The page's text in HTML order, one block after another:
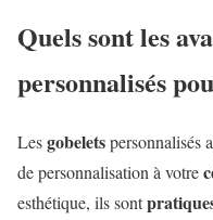
Quels sont les
personnalisés
Lesgobeletspersonnalisés
de personnalisation à votre
esthétique, ils sont